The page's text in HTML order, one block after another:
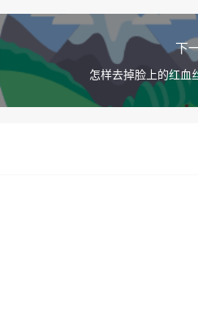
下
怎样去掉脸上的红血